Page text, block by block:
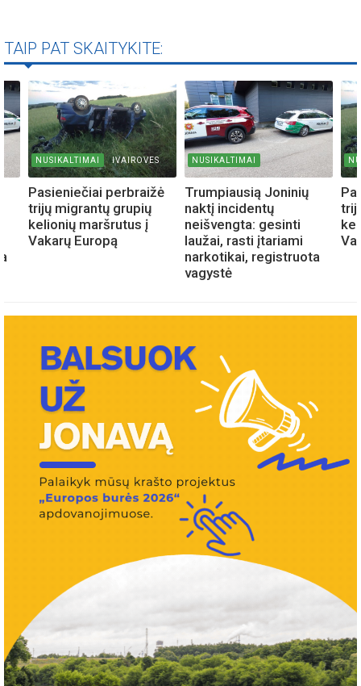
TAIP PAT SKAITYKITE:
NUSIKALTIMAI IVAIROVES
Pasieniečiai perbraižė
trijų migrantų grupių
kelionių maršrutus į
Vakarų Europą
NUSIKALTIMAI
Trumpiausią Joninių
naktį incidentų
neišvengta: gesinti
laužai, rasti įtariami
narkotikai, registruota
vagystė